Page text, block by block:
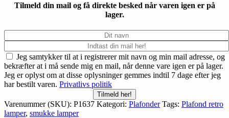
Tilmeld din mail og få direkte besked når varen igen er på
lager.
Jeg samtykker til at i registrerer mit navn og min mail adresse, og
bekræfter at i må sende mig en mail, når denne vare igen er på lager.
Jeg er oplyst om at disse oplysninger gemmes indtil 7 dage efter jeg
har bestilt varen. Privatlivs politik
Tilmeld her!
Varenummer (SKU): P1637 Kategori: Plafonder Tags: Plafond retro
lamper, smukke lamper